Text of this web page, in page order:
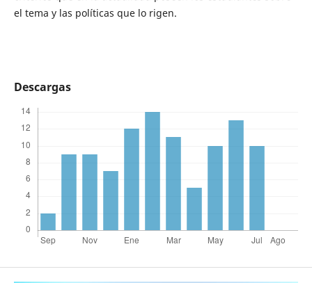
el tema y las políticas que lo rigen.
Descargas